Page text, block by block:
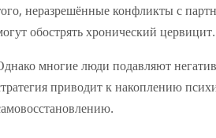
неразрешённые конфликты с
обострять хронический цервицит.
многие люди подавляют
приводит к накоплению